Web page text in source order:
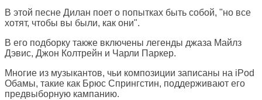
В этой песне Дилан поет о попытках быть собой, "но все
хотят, чтобы вы были, как они".
В его подборку также включены легенды джаза Майлз
Дэвис, Джон Колтрейн и Чарли Паркер.
Многие из музыкантов, чьи композиции записаны на iPod
Обамы, такие как Брюс Спрингстин, поддерживают его
предвыборную кампанию.